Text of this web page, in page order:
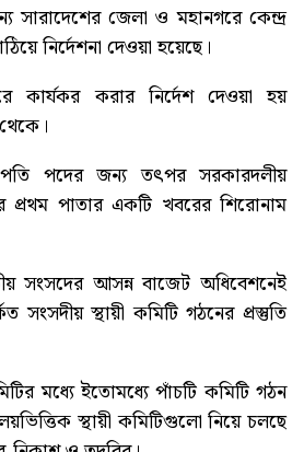
সারাদেশের জেলা ও মহানগরে কেন্দ্র
নির্দেশনা দেওয়া হয়েছে।
কার্যকর করার নির্দেশ দেওয়া হয়
পদের জন্য তৎপর সরকারদলীয়
প্রথম পাতার একটি খবরের শিরোনাম
সংসদের আসন্ন বাজেট অধিবেশনেই
সংসদীয় স্থায়ী কমিটি গঠনের প্রস্তুতি
মধ্যে ইতোমধ্যে পাঁচটি কমিটি গঠন
স্থায়ী কমিটিগুলো নিয়ে চলছে